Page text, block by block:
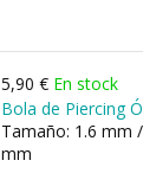
5,90 € En stock
Bola de Piercing
Tamaño: 1.6 mm
mm